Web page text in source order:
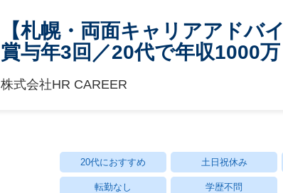
【札幌・両面キャリアアドバ
賞与年3回／20代で年収1000万
株式会社HR CAREER
20代におすすめ 土日祝休み
転勤なし 学歴不問